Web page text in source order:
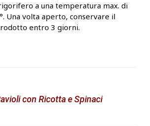
a una temperatura max. di
Una volta aperto, conservare il
entro 3 giorni.
con Ricotta e Spinaci